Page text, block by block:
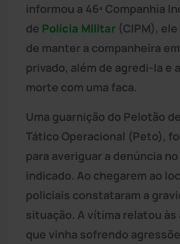
informou a 46ª Companhia
de Polícia Militar (CIPM),
de manter a companheira
privado, além de agredi-la e
morte com uma faca.
Uma guarnição do Pelotão
Tático Operacional (Peto),
para averiguar a denúncia
indicado. Ao chegarem ao
policiais constataram a
situação. A vítima relatou
que vinha sofrendo